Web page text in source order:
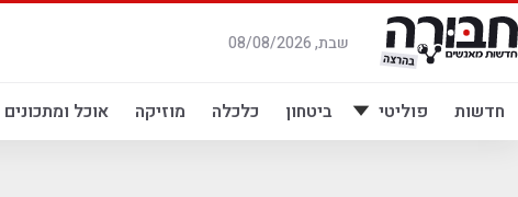
דלג
לתוכן
שבת, 08/08/2026
חדשות פוליטי ביטחון כלכלה מוזיקה אוכל ומתכונים